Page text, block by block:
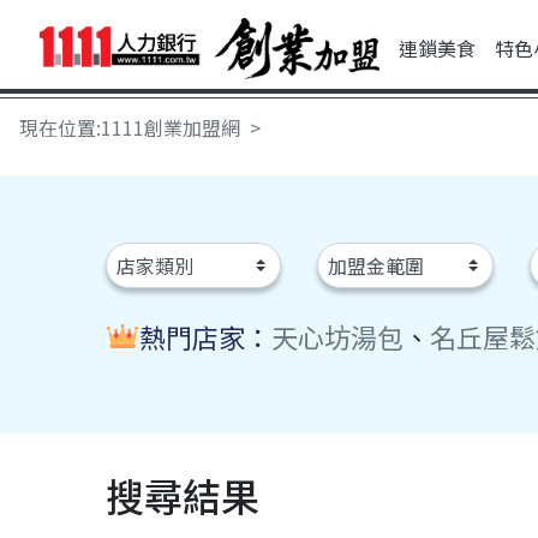
連鎖美食 特
現在位置:1111創業加盟網
熱門店家： 天心坊湯包 、 名丘屋
搜尋結果